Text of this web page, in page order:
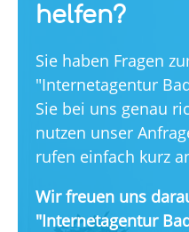
helfen?
Sie haben Fragen
"Internetagentur
Sie bei uns genau
nutzen unser
rufen einfach kurz
Wir freuen uns
"Internetagentur